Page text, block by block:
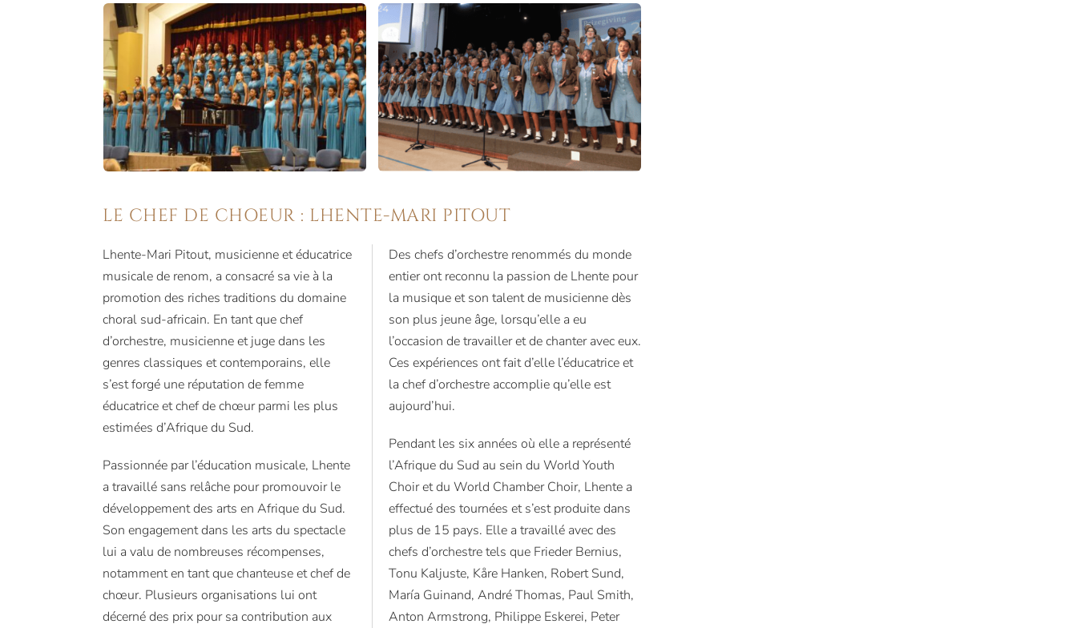
LE CHEF DE CHOEUR : LHENTE-MARI PITOUT
Lhente-Mari Pitout, musicienne et éducatrice
musicale de renom, a consacré sa vie à la
promotion des riches traditions du domaine
choral sud-africain. En tant que chef
d’orchestre, musicienne et juge dans les
genres classiques et contemporains, elle
s’est forgé une réputation de femme
éducatrice et chef de chœur parmi les plus
estimées d’Afrique du Sud.
Passionnée par l’éducation musicale, Lhente
a travaillé sans relâche pour promouvoir le
développement des arts en Afrique du Sud.
Son engagement dans les arts du spectacle
lui a valu de nombreuses récompenses,
notamment en tant que chanteuse et chef de
chœur. Plusieurs organisations lui ont
décerné des prix pour sa contribution aux
Des chefs d’orchestre renommés du monde
entier ont reconnu la passion de Lhente pour
la musique et son talent de musicienne dès
son plus jeune âge, lorsqu’elle a eu
l’occasion de travailler et de chanter avec eux.
Ces expériences ont fait d’elle l’éducatrice et
la chef d’orchestre accomplie qu’elle est
aujourd’hui.
Pendant les six années où elle a représenté
l’Afrique du Sud au sein du World Youth
Choir et du World Chamber Choir, Lhente a
effectué des tournées et s’est produite dans
plus de 15 pays. Elle a travaillé avec des
chefs d’orchestre tels que Frieder Bernius,
Tonu Kaljuste, Kåre Hanken, Robert Sund,
María Guinand, André Thomas, Paul Smith,
Anton Armstrong, Philippe Eskerei, Peter